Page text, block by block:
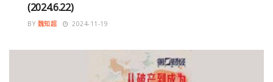
(2024.6.22)
BY 魏知超 2024-11-19